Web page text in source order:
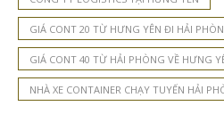
GIÁ CONT 20 TỪ HƯNG YÊN ĐI HẢI
GIÁ CONT 40 TỪ HẢI PHÒNG VỀ HƯNG
NHÀ XE CONTAINER CHẠY TUYẾN HẢI